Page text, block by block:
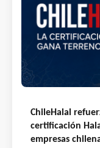
ChileHalal
certificación
empresas